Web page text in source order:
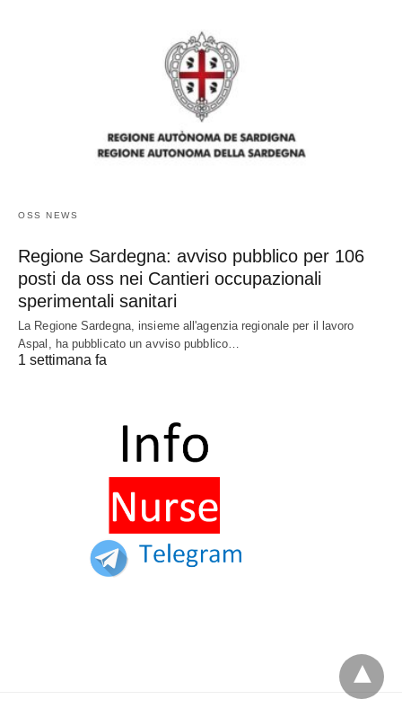
OSS NEWS
Regione Sardegna: avviso pubblico per 106
posti da oss nei Cantieri occupazionali
sperimentali sanitari
La Regione Sardegna, insieme all'agenzia regionale per il lavoro
Aspal, ha pubblicato un avviso pubblico…
1 settimana fa